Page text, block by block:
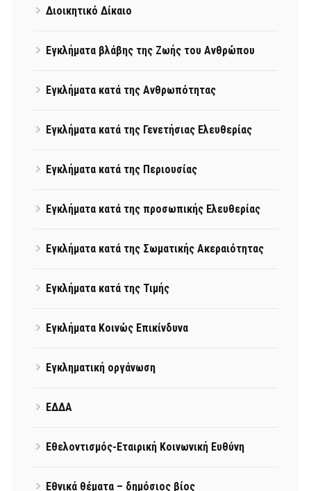
Διοικητικό Δίκαιο
Εγκλήματα βλάβης της Ζωής του Ανθρώπου
Εγκλήματα κατά της Ανθρωπότητας
Εγκλήματα κατά της Γενετήσιας Ελευθερίας
Εγκλήματα κατά της Περιουσίας
Εγκλήματα κατά της προσωπικής Ελευθερίας
Εγκλήματα κατά της Σωματικής Ακεραιότητας
Εγκλήματα κατά της Τιμής
Εγκλήματα Κοινώς Επικίνδυνα
Εγκληματική οργάνωση
ΕΔΔΑ
Εθελοντισμός-Εταιρική Κοινωνική Ευθύνη
Εθνικά θέματα – δημόσιος βίος